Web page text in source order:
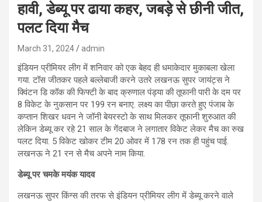
हावी, डेब्यू पर ढाया कहर, जबड़े से छीनी जीत,
पलट दिया मैच
March 31, 2024 admin
इंडियन प्रीमियर लीग में शनिवार को एक बेहद ही धमाकेदार मुकाबला खेला
गया. टॉस जीतकर पहले बल्लेबाजी करने उतरे लखनऊ सुपर जायंट्स ने
क्विंटन डि कॉक की फिफ्टी के बाद क्रुणाल पंड्या की तूफानी पारी के दम पर
8 विकेट के नुकसान पर 199 रन बनाए. लक्ष्य का पीछा करते हुए पंजाब के
कप्तान शिखर धवन ने जॉनी बेयरस्टो के साथ मिलकर तूफानी शुरुआत की
लेकिन डेब्यू कर रहे 21 साल के गेंदबाज ने लगातार विकेट लेकर मैच का रुख
पलट दिया. 5 विकेट खोकर टीम 20 ओवर में 178 रन तक ही पहुंच पाई.
लखनऊ ने 21 रन से मैच अपने नाम किया.
डेब्यू पर चमके मयंक यादव
लखनऊ सुपर किंग्स की तरफ से इंडियन प्रीमियर लीग में डेब्यू करने वाले